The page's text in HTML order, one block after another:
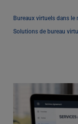
Bureaux virtuels dans le
Solutions de bureau